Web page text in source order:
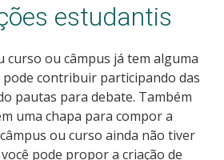
estudantis
curso ou câmpus já tem alguma
pode contribuir participando das
pautas para debate. Também
uma chapa para compor a
ou curso ainda não tiver
pode propor a criação de